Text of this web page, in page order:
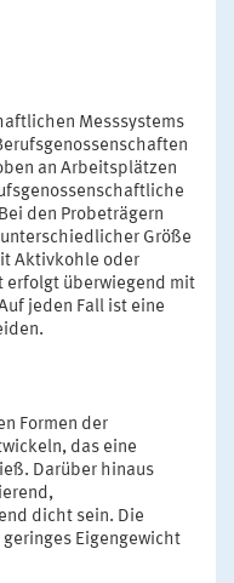
Messsystems
an Arbeitsplätzen
den Probeträgern
Größe
Aktivkohle oder
erfolgt überwiegend mit
jeden Fall ist eine
Formen der
das eine
Darüber hinaus
dicht sein. Die
Eigengewicht